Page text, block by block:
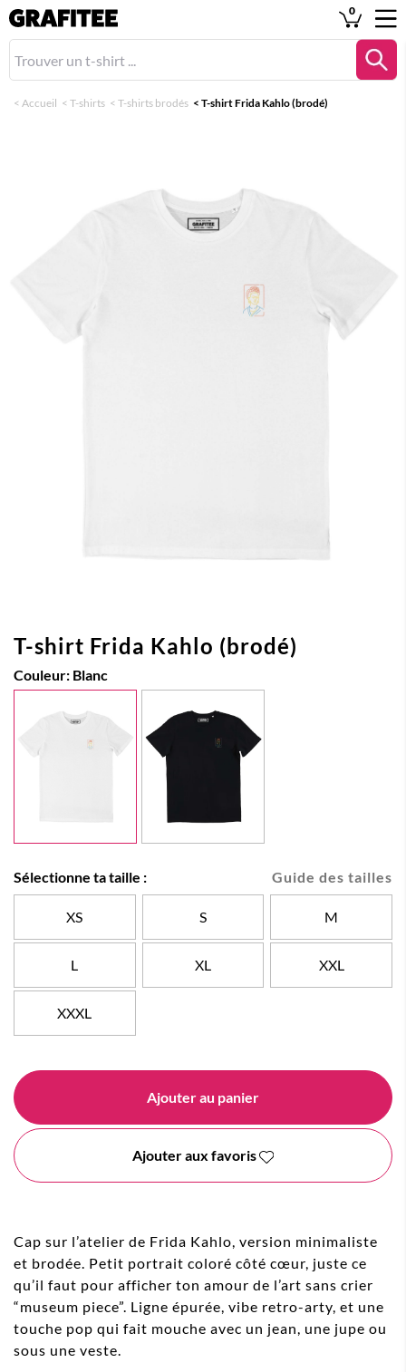
0
< Accueil < T-shirts < T-shirts brodés < T-shirt Frida Kahlo (brodé)
T-shirt Frida Kahlo (brodé)
Couleur: Blanc
Guide des tailles
Sélectionne ta taille :
XS S M
L XL XXL
XXXL
Ajouter au panier
Ajouter aux favoris
Cap sur l’atelier de Frida Kahlo, version minimaliste
et brodée. Petit portrait coloré côté cœur, juste ce
qu’il faut pour afficher ton amour de l’art sans crier
“museum piece”. Ligne épurée, vibe retro-arty, et une
touche pop qui fait mouche avec un jean, une jupe ou
sous une veste.